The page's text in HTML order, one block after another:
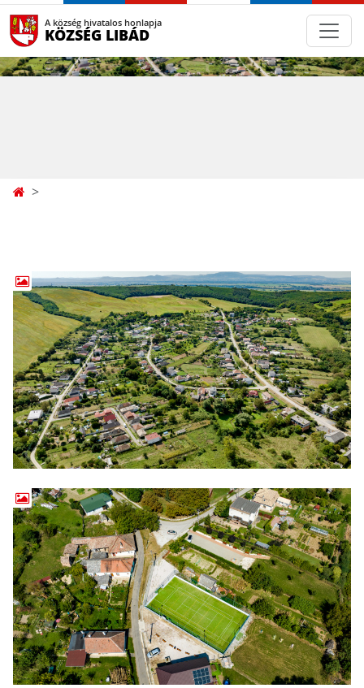
A község hivatalos honlapja
KÖZSÉG LIBÁD